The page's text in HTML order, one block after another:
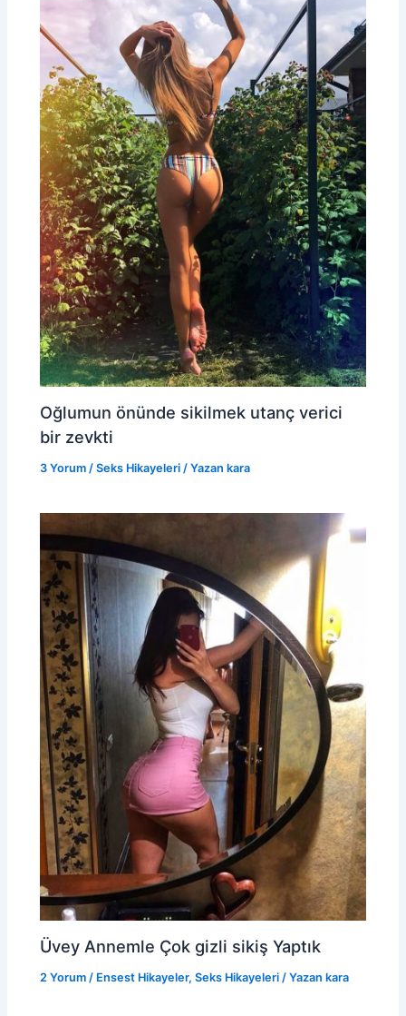
Oğlumun önünde sikilmek utanç verici
bir zevkti
3 Yorum /Seks Hikayeleri / Yazan kara
Üvey Annemle Çok gizli sikiş Yaptık
2 Yorum / Ensest Hikayeler,Seks Hikayeleri / Yazan kara